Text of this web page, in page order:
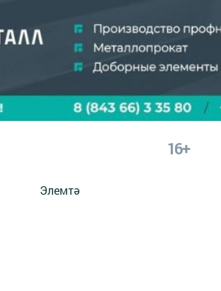
16+
Элемтә